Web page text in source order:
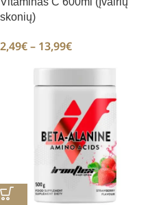
skonių)
2,49€– 13,99€